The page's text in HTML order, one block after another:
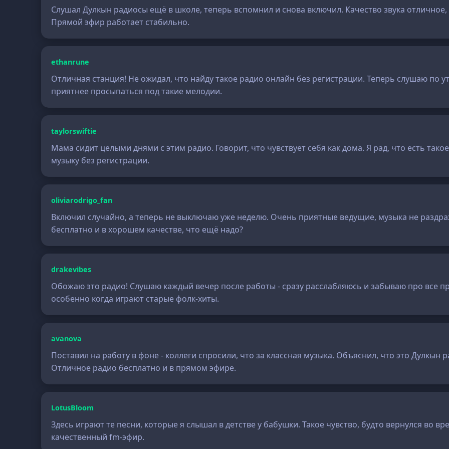
Слушал Дулкын радиосы ещё в школе, теперь вспомнил и снова включил. Качество звука
Прямой эфир работает стабильно.
ethanrune
Отличная станция! Не ожидал, что найду такое радио онлайн без регистрации. Теперь слушаю по
приятнее просыпаться под такие мелодии.
taylorswiftie
Мама сидит целыми днями с этим радио. Говорит, что чувствует себя как дома. Я рад, что есть
музыку без регистрации.
oliviarodrigo_fan
Включил случайно, а теперь не выключаю уже неделю. Очень приятные ведущие, музыка не
бесплатно и в хорошем качестве, что ещё надо?
drakevibes
Обожаю это радио! Слушаю каждый вечер после работы - сразу расслабляюсь и забываю про все
особенно когда играют старые фолк-хиты.
avanova
Поставил на работу в фоне - коллеги спросили, что за классная музыка. Объяснил, что это Дулкын
Отличное радио бесплатно и в прямом эфире.
LotusBloom
Здесь играют те песни, которые я слышал в детстве у бабушки. Такое чувство, будто вернулся во
качественный fm-эфир.